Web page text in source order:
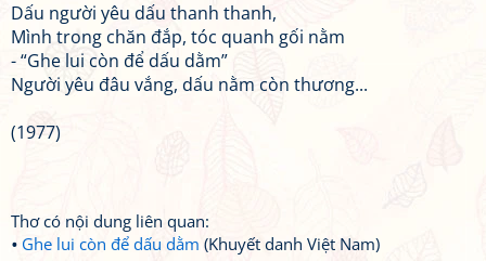
Dấu người yêu dấu thanh thanh,
Mình trong chăn đắp, tóc quanh gối nằm
- “Ghe lui còn để dấu dằm”
Người yêu đâu vắng, dấu nằm còn thương...
(1977)
Thơ có nội dung liên quan:
Ghe lui còn để dấu dằm (Khuyết danh Việt Nam)